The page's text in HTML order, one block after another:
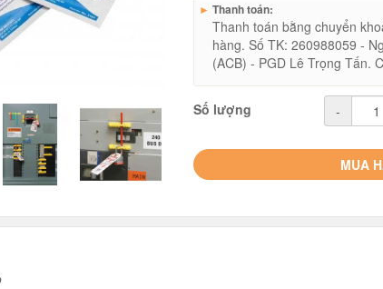
► Thanh toán:
Thanh toán bằng chuyển
hàng. Số TK: 260988059 -
(ACB) - PGD Lê Trọng Tấn.
Số lượng -
MUA